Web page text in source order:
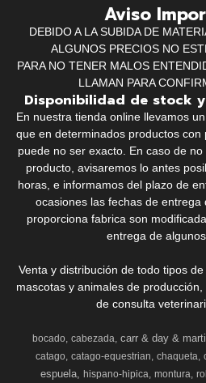
Aviso
DEBIDO A LA SUBIDA DE
ALGUNOS PRECIOS NO
PARA NO TENER MALOS
LLAMAN PARA
Disponibilidad de stock
En nuestra tienda online llevamos
que en determinados productos con
puede no ser exacto. En caso de
producto, avisaremos lo antes
horas, e informamos del plazo de
ocasiones las fechas de
proporciona fabrica son
entrega de
Venta y distribución de todo tipos
mascotas y animales de
de consulta
bocado cabezada carr & day &
catago catago-equestrian chaqueta
espuela hispano-hipica montura